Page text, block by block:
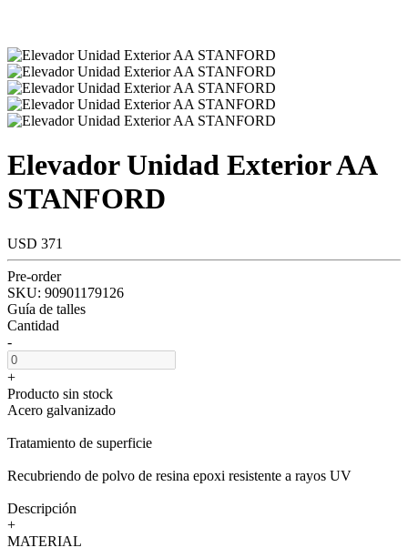
Elevador Unidad Exterior AA
STANFORD
USD 371
Pre-order
SKU: 90901179126
Guía de talles
Cantidad
-
+
Producto sin stock
Acero galvanizado
Tratamiento de superficie
Recubriendo de polvo de resina epoxi resistente a rayos UV
Descripción
+
MATERIAL